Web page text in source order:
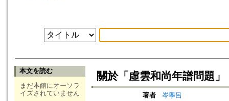
本文を読む
まだ本館にオーソラ
イズされていません
關於「虛雲和尚年譜問題」
著者
岑學呂